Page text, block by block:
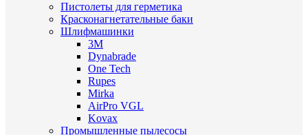
Пистолеты для герметика
Красконагнетательные баки
Шлифмашинки
3M
Dynabrade
One Tech
Rupes
Mirka
AirPro VGL
Kovax
Промышленные пылесосы